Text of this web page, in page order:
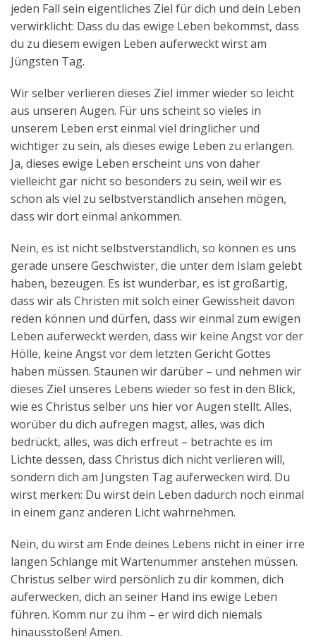
jeden Fall sein eigentliches Ziel für dich und dein Leben
verwirklicht: Dass du das ewige Leben bekommst, dass
du zu diesem ewigen Leben auferweckt wirst am
Jüngsten Tag.
Wir selber verlieren dieses Ziel immer wieder so leicht
aus unseren Augen. Für uns scheint so vieles in
unserem Leben erst einmal viel dringlicher und
wichtiger zu sein, als dieses ewige Leben zu erlangen.
Ja, dieses ewige Leben erscheint uns von daher
vielleicht gar nicht so besonders zu sein, weil wir es
schon als viel zu selbstverständlich ansehen mögen,
dass wir dort einmal ankommen.
Nein, es ist nicht selbstverständlich, so können es uns
gerade unsere Geschwister, die unter dem Islam gelebt
haben, bezeugen. Es ist wunderbar, es ist großartig,
dass wir als Christen mit solch einer Gewissheit davon
reden können und dürfen, dass wir einmal zum ewigen
Leben auferweckt werden, dass wir keine Angst vor der
Hölle, keine Angst vor dem letzten Gericht Gottes
haben müssen. Staunen wir darüber – und nehmen wir
dieses Ziel unseres Lebens wieder so fest in den Blick,
wie es Christus selber uns hier vor Augen stellt. Alles,
worüber du dich aufregen magst, alles, was dich
bedrückt, alles, was dich erfreut – betrachte es im
Lichte dessen, dass Christus dich nicht verlieren will,
sondern dich am Jüngsten Tag auferwecken wird. Du
wirst merken: Du wirst dein Leben dadurch noch einmal
in einem ganz anderen Licht wahrnehmen.
Nein, du wirst am Ende deines Lebens nicht in einer irre
langen Schlange mit Wartenummer anstehen müssen.
Christus selber wird persönlich zu dir kommen, dich
auferwecken, dich an seiner Hand ins ewige Leben
führen. Komm nur zu ihm – er wird dich niemals
hinausstoßen! Amen.